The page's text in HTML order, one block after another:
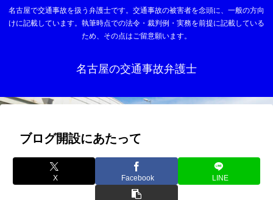
名古屋で交通事故を扱う弁護士です。交通事故の被害者を念頭に、一般の方向
けに記載しています。執筆時点での法令・裁判例・実務を前提に記載している
ため、その点はご留意願います。
名古屋の交通事故弁護士
ブログ開設にあたって
X Facebook LINE